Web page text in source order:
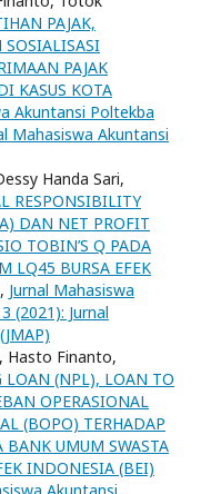
PAJAK,
SOSIALISASI
PAJAK
KASUS KOTA
Akuntansi Poltekba
Mahasiswa Akuntansi
Handa Sari,
RESPONSIBILITY
DAN NET PROFIT
TOBIN’S Q PADA
LQ45 BURSA EFEK
, Jurnal Mahasiswa
(2021): Jurnal
Hasto Finanto,
LOAN (NPL), LOAN TO
OPERASIONAL
(BOPO) TERHADAP
BANK UMUM SWASTA
INDONESIA (BEI)